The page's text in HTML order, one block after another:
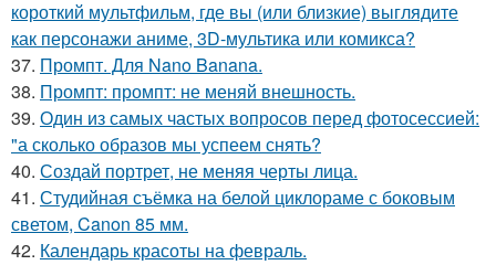
короткий мультфильм, где вы (или близкие) выглядите
как персонажи аниме, 3D-мультика или комикса?
37. Промпт. Для Nano Banana.
38. Промпт: промпт: не меняй внешность.
39. Один из самых частых вопросов перед фотосессией:
"а сколько образов мы успеем снять?
40. Создай портрет, не меняя черты лица.
41. Студийная съёмка на белой циклораме с боковым
светом, Canon 85 мм.
42. Календарь красоты на февраль.